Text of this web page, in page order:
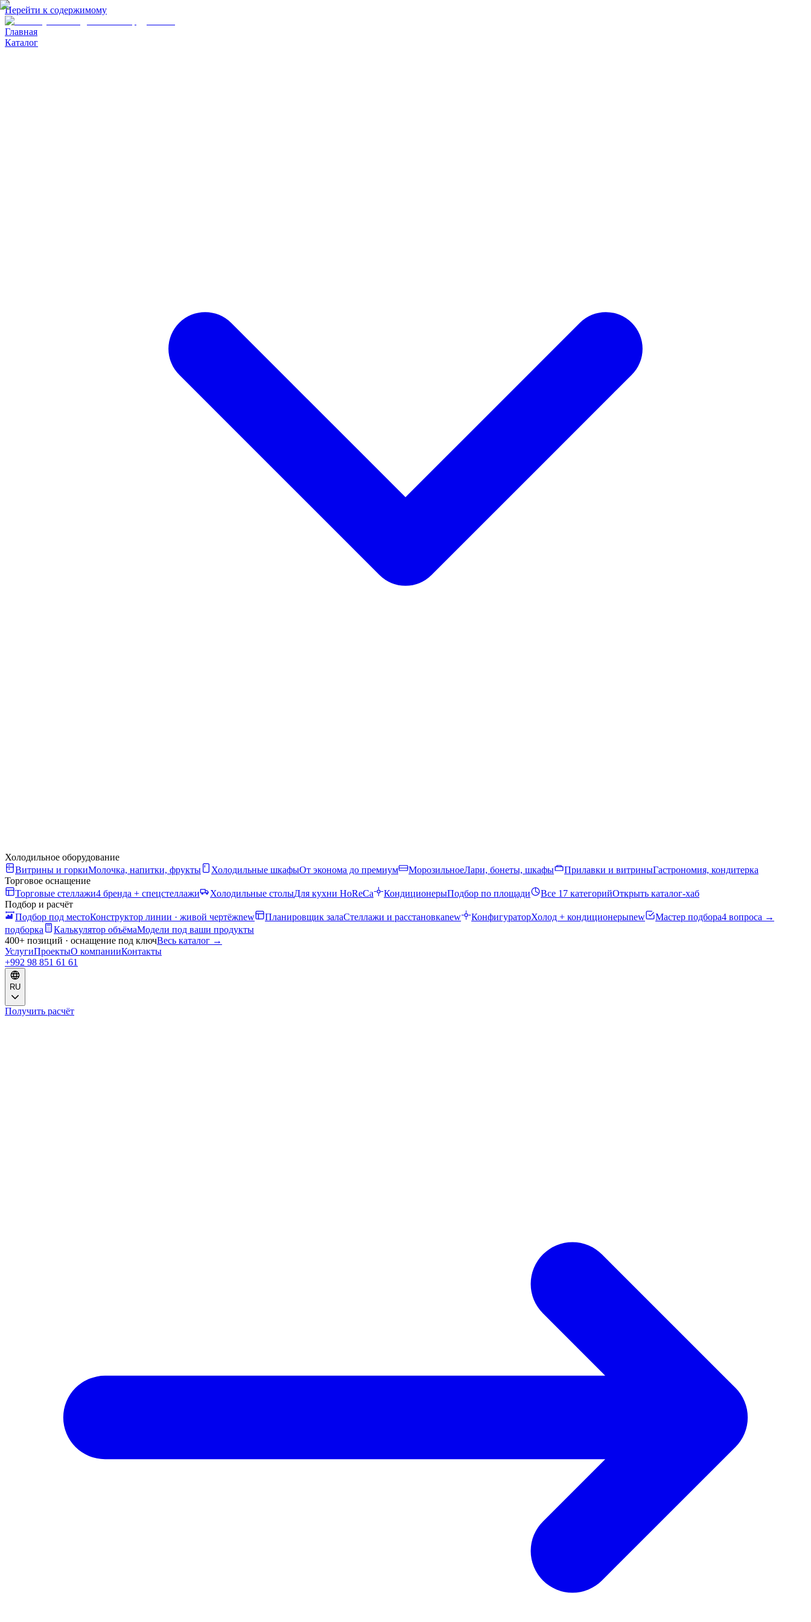
Перейти к содержимому
Главная
Каталог
Холодильное оборудование
Витрины и горкиМолочка, напитки, фрукты Холодильные шкафыОт эконома до премиум МорозильноеЛари, бонеты, шкафы Прилавки и витриныГастрономия, кондитерка
Торговое оснащение
Торговые стеллажи4 бренда + спецстеллажи Холодильные столыДля кухни HoReCa КондиционерыПодбор по площади Все 17 категорийОткрыть каталог-хаб
Подбор и расчёт
Подбор под местоКонструктор линии · живой чертёжnew Планировщик залаСтеллажи и расстановкаnew КонфигураторХолод + кондиционерыnew Мастер подбора4 вопроса →
подборка
Калькулятор объёмаМодели под ваши продукты
400+ позиций · оснащение под ключВесь каталог →
УслугиПроектыО компанииКонтакты
+992 98 851 61 61
RU
Получить расчёт